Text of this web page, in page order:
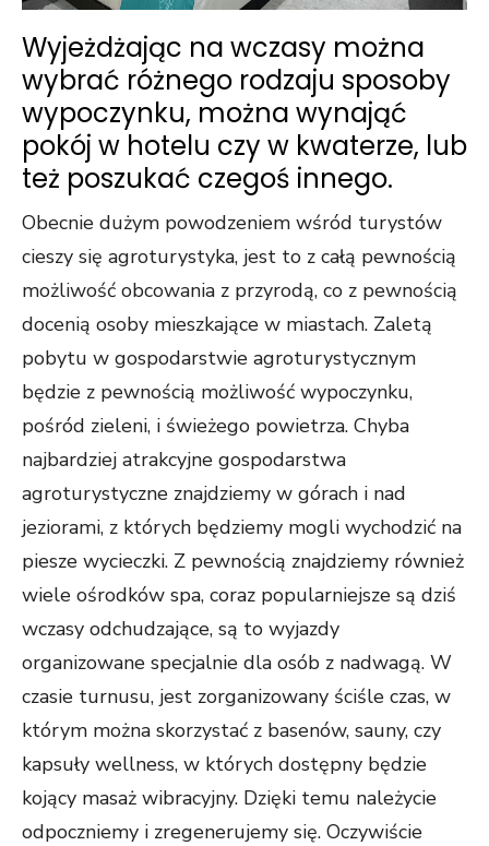
Wyjeżdżając na wczasy można
wybrać różnego rodzaju sposoby
wypoczynku, można wynająć
pokój w hotelu czy w kwaterze, lub
też poszukać czegoś innego.
Obecnie dużym powodzeniem wśród turystów
cieszy się agroturystyka, jest to z całą pewnością
możliwość obcowania z przyrodą, co z pewnością
docenią osoby mieszkające w miastach. Zaletą
pobytu w gospodarstwie agroturystycznym
będzie z pewnością możliwość wypoczynku,
pośród zieleni, i świeżego powietrza. Chyba
najbardziej atrakcyjne gospodarstwa
agroturystyczne znajdziemy w górach i nad
jeziorami, z których będziemy mogli wychodzić na
piesze wycieczki. Z pewnością znajdziemy również
wiele ośrodków spa, coraz popularniejsze są dziś
wczasy odchudzające, są to wyjazdy
organizowane specjalnie dla osób z nadwagą. W
czasie turnusu, jest zorganizowany ściśle czas, w
którym można skorzystać z basenów, sauny, czy
kapsuły wellness, w których dostępny będzie
kojący masaż wibracyjny. Dzięki temu należycie
odpoczniemy i zregenerujemy się. Oczywiście